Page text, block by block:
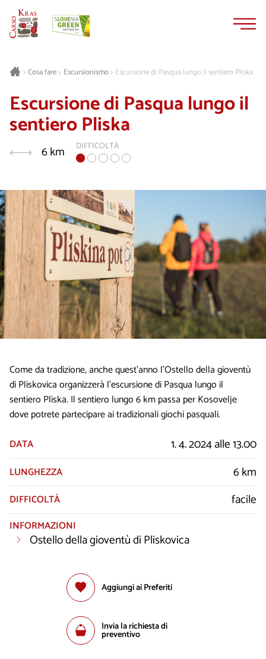
>Cosa fare> Escursionismo> Escursione di Pasqua lungo il sentiero Pliska
Escursione di Pasqua lungo il
sentiero Pliska
6 km DIFFICOLTÀ
Come da tradizione, anche quest'anno l'Ostello della gioventù
di Pliskovica organizzerà l'escursione di Pasqua lungo il
sentiero Pliska. Il sentiero lungo 6 km passa per Kosovelje
dove potrete partecipare ai tradizionali giochi pasquali.
DATA
1. 4. 2024 alle 13.00
LUNGHEZZA 6 km
DIFFICOLTÀ facile
INFORMAZIONI
Ostello della gioventù di Pliskovica
Aggiungi ai Preferiti
Invia la richiesta di
preventivo